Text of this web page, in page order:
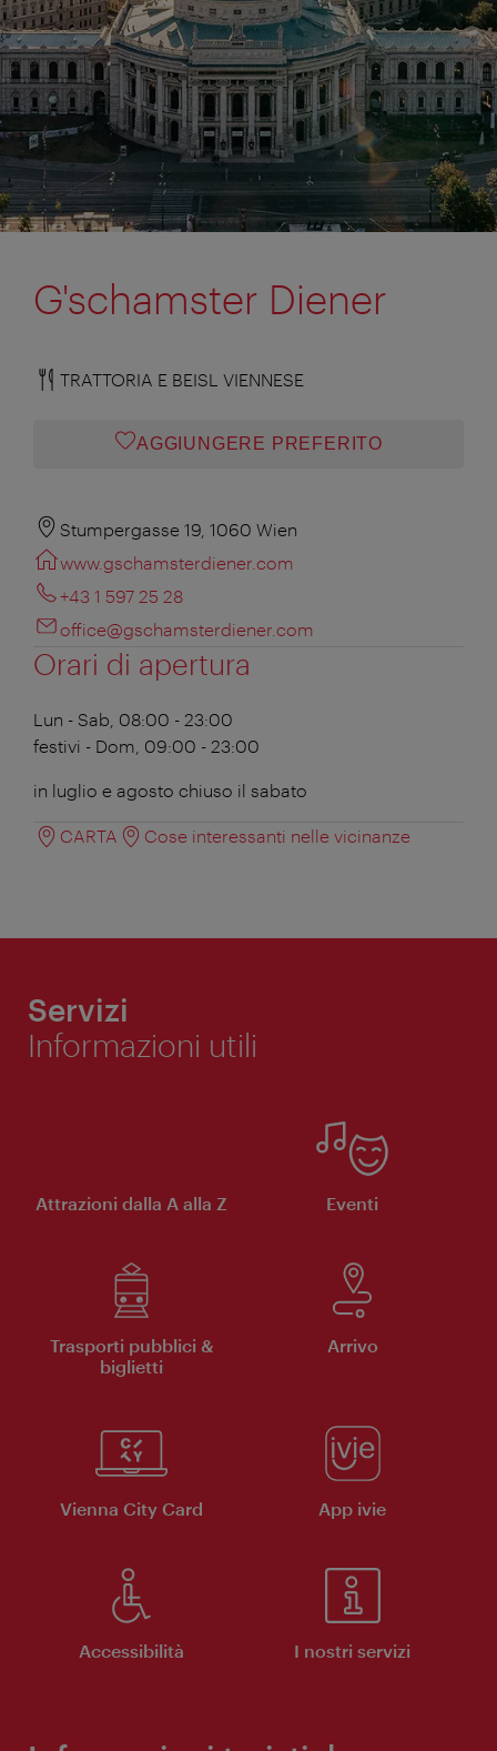
G'schamster Diener
TRATTORIA E BEISL VIENNESE
AGGIUNGERE PREFERITO
Stumpergasse 19, 1060 Wien
www.gschamsterdiener.com
+43 1 597 25 28
office@gschamsterdiener.com
Orari di apertura
Lun - Sab, 08:00 - 23:00
festivi - Dom, 09:00 - 23:00
in luglio e agosto chiuso il sabato
CARTA Cose interessanti nelle vicinanze
Servizi
Informazioni utili
Attrazioni dalla A alla Z Eventi
Trasporti pubblici &
biglietti
Arrivo
Vienna City Card App ivie
Accessibilità I nostri servizi